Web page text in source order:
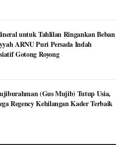
untuk Tahlilan Ringankan Beban
ARNU Puri Persada Indah
Gotong Royong
(Gus Mujib) Tutup Usia,
Regency Kehilangan Kader Terbaik